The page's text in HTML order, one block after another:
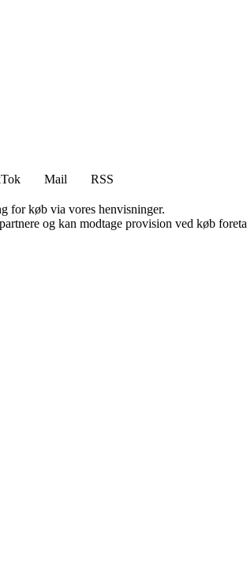
Mail
RSS
for køb via vores henvisninger.
og kan modtage provision ved køb